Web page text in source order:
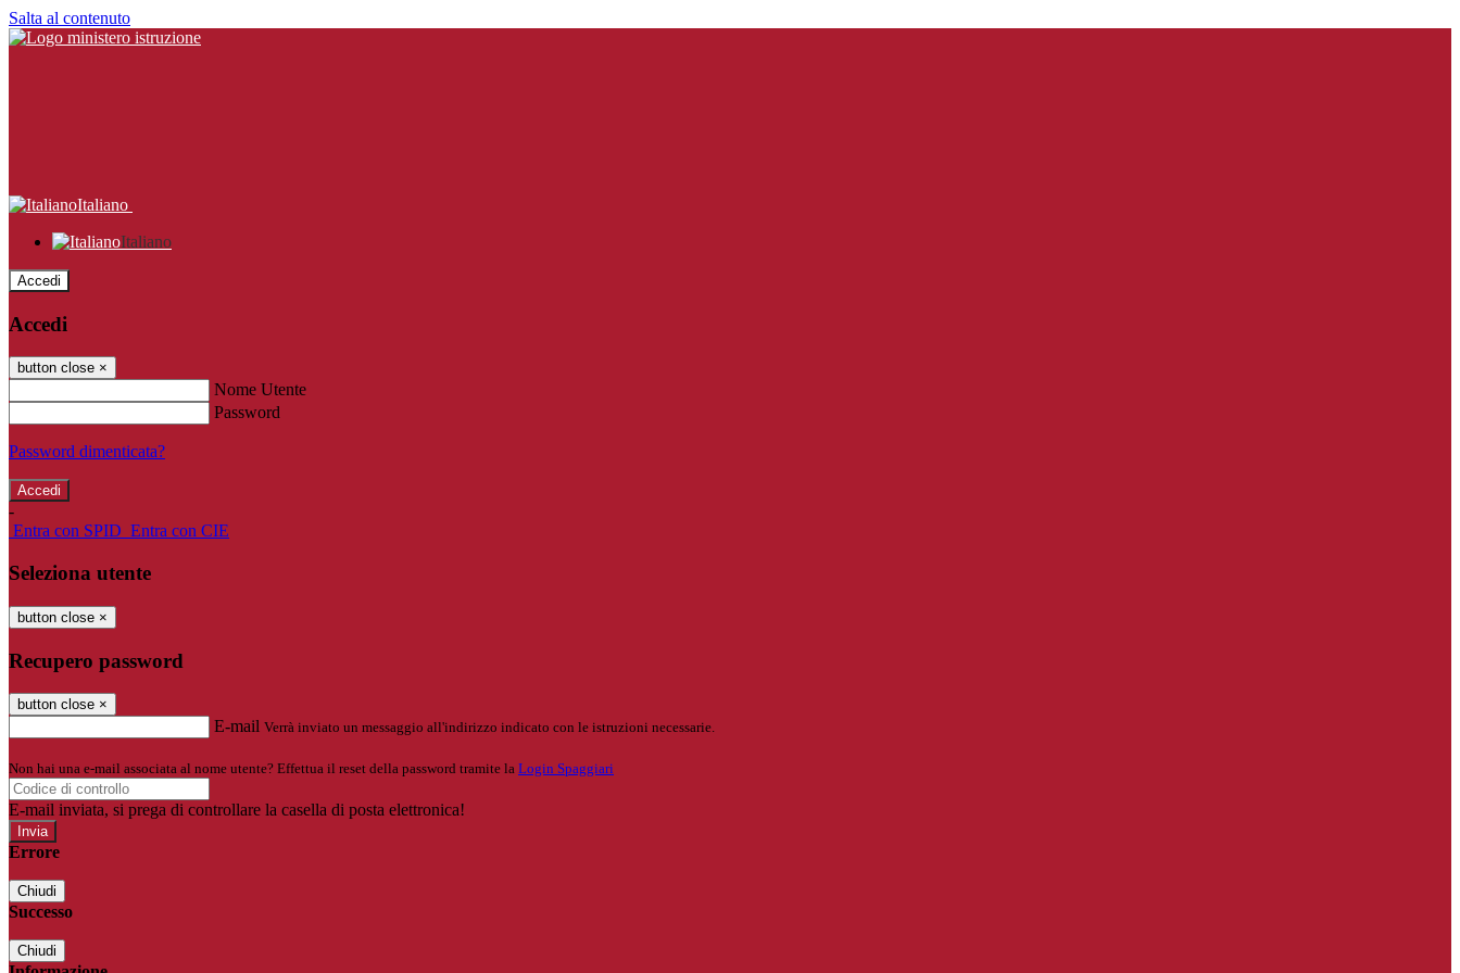
Salta al contenuto
Italiano
Italiano
Accedi
Accedi
button close ×
Nome Utente
Password
Password dimenticata?
-
Entra con SPID Entra con CIE
Seleziona utente
button close ×
Recupero password
button close ×
E-mail Verrà inviato un messaggio all'indirizzo indicato con le istruzioni necessarie.
Non hai una e-mail associata al nome utente? Effettua il reset della password tramite la Login Spaggiari
E-mail inviata, si prega di controllare la casella di posta elettronica!
Errore
Chiudi
Successo
Chiudi